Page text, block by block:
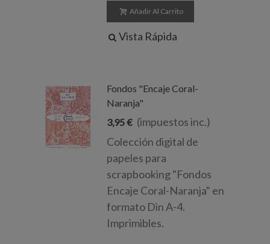
Añadir Al Carrito
Vista Rápida
Fondos "Encaje Coral-
Naranja"
3,95 € (impuestos inc.)
Colección digital de
papeles para
scrapbooking "Fondos
Encaje Coral-Naranja" en
formato Din A-4.
Imprimibles.